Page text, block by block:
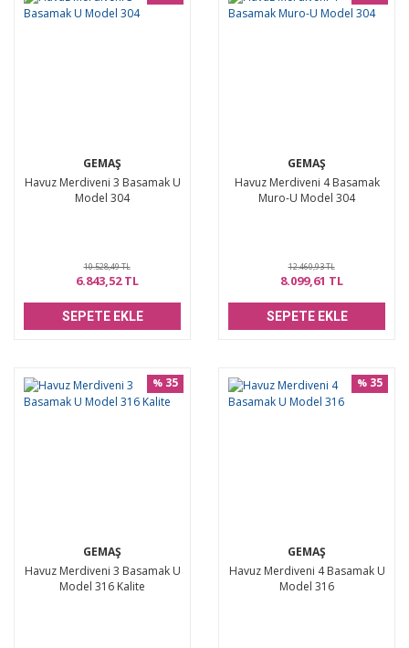
GEMAŞ
Havuz Merdiveni 3 Basamak U
Model 304
10.528,49 TL
6.843,52 TL
SEPETE EKLE
GEMAŞ
Havuz Merdiveni 4 Basamak
Muro-U Model 304
12.460,93 TL
8.099,61 TL
SEPETE EKLE
GEMAŞ
Havuz Merdiveni 3 Basamak U
Model 316 Kalite
% 35
GEMAŞ
Havuz Merdiveni 4 Basamak U
Model 316
% 35